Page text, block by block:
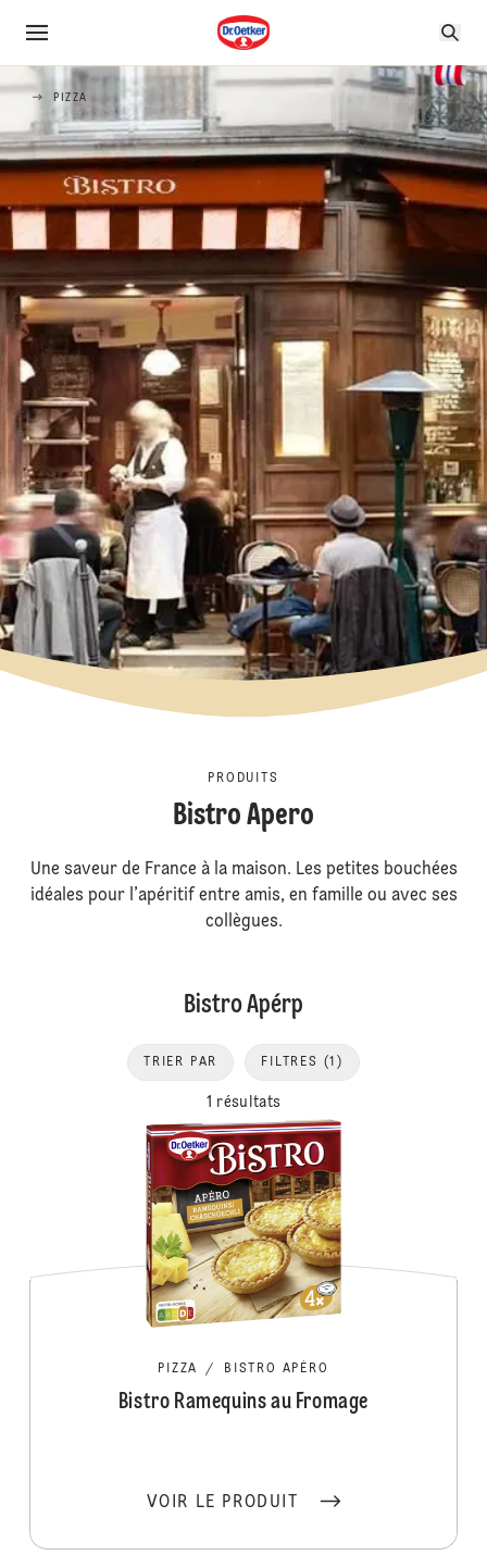
PIZZA
PRODUITS
Bistro Apero
Une saveur de France à la maison. Les petites bouchées
idéales pour l’apéritif entre amis, en famille ou avec ses
collègues.
Bistro Apérp
1 résultats
TRIER PAR FILTRES (1)
PIZZA / BISTRO APÉRO
Bistro Ramequins au Fromage
VOIR LE PRODUIT